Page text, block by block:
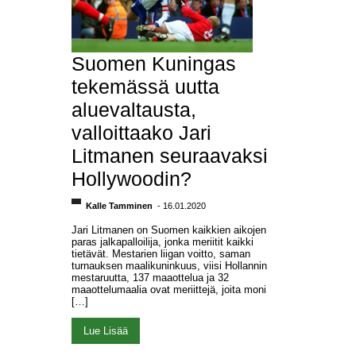
Suomen Kuningas
tekemässä uutta
aluevaltausta,
valloittaako Jari
Litmanen seuraavaksi
Hollywoodin?
Kalle Tamminen - 16.01.2020
Jari Litmanen on Suomen kaikkien aikojen
paras jalkapalloilija, jonka meriitit kaikki
tietävät. Mestarien liigan voitto, saman
turnauksen maalikuninkuus, viisi Hollannin
mestaruutta, 137 maaottelua ja 32
maaottelumaalia ovat meriittejä, joita moni
[…]
Lue Lisää